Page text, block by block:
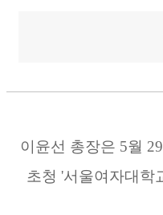
이윤선 총장은 5월
초청 '서울여자대학